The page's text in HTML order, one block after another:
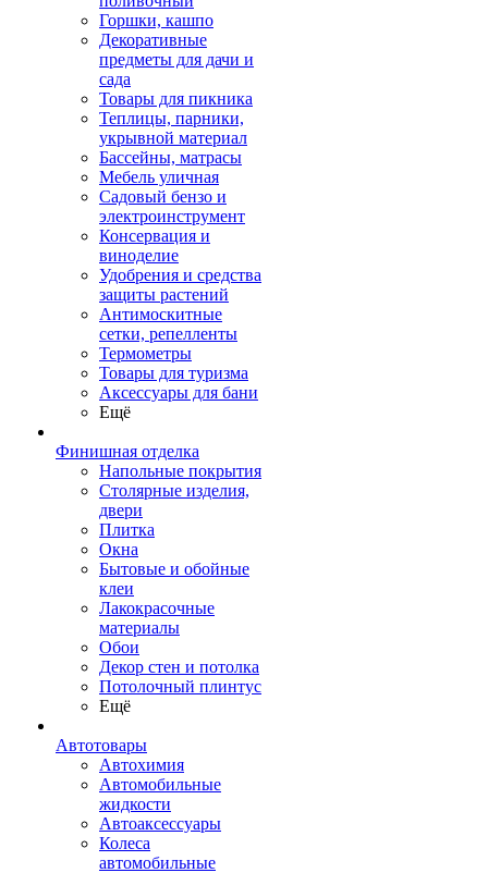
Горшки, кашпо
Декоративные
предметы для дачи и
сада
Товары для пикника
Теплицы, парники,
укрывной материал
Бассейны, матрасы
Мебель уличная
Садовый бензо и
электроинструмент
Консервация и
виноделие
Удобрения и средства
защиты растений
Антимоскитные
сетки, репелленты
Термометры
Товары для туризма
Аксессуары для бани
Ещё
Финишная отделка
Напольные покрытия
Столярные изделия,
двери
Плитка
Окна
Бытовые и обойные
клеи
Лакокрасочные
материалы
Обои
Декор стен и потолка
Потолочный плинтус
Ещё
Автотовары
Автохимия
Автомобильные
жидкости
Автоаксессуары
Колеса
автомобильные